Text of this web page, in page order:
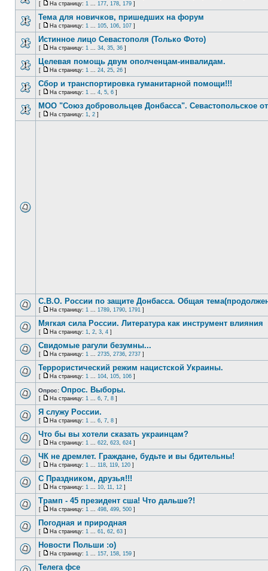
[ На страницу: 1 ... 177, 178, 179 ]
Тема для новичков, пришедших на форум
[ На страницу: 1 ... 105, 106, 107 ]
Истинное лицо Севастополя (Только Фото)
[ На страницу: 1 ... 34, 35, 36 ]
Целевая помощь двум ополченцам-инвалидам.
[ На страницу: 1 ... 24, 25, 26 ]
Сбор и транспортировка гуманитарной помощи!!!
[ На страницу: 1 ... 4, 5, 6 ]
МОО "Союз добровольцев Донбасса". Севастопольское
[ На страницу: 1, 2 ]
С.В.О. России по защите Донбасса. Общая
[ На страницу: 1 ... 1789, 1790, 1791 ]
Мягкая сила России. Литература как инструмент влияния
[ На страницу: 1, 2, 3, 4 ]
Свидомые рагули безумны...
[ На страницу: 1 ... 2735, 2736, 2737 ]
Террористический режим нацистской Украины.
[ На страницу: 1 ... 104, 105, 106 ]
Опрос: Опрос. Выборы.
[ На страницу: 1 ... 6, 7, 8 ]
Я служу России.
[ На страницу: 1 ... 6, 7, 8 ]
Что бы вы хотели сказать украинцам?
[ На страницу: 1 ... 622, 623, 624 ]
ЧК не дремлет. Граждане, будьте и вы бдительны!
[ На страницу: 1 ... 118, 119, 120 ]
С Праздником, друзья!!!
[ На страницу: 1 ... 10, 11, 12 ]
Трамп - 45 президент сша! Что дальше?!
[ На страницу: 1 ... 498, 499, 500 ]
Погодная и природная
[ На страницу: 1 ... 61, 62, 63 ]
Новости Польши :o)
[ На страницу: 1 ... 157, 158, 159 ]
Телега фсе